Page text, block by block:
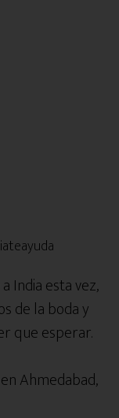
India esta vez,
de la boda y
que esperar.
Ahmedabad,